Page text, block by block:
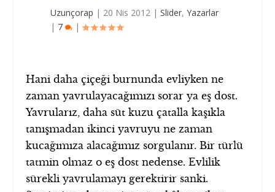
Uzunçorap | 20 Nis 2012 |Slider,Yazarlar
| 7 |
Hani daha çiçeği burnunda evliyken ne
zaman yavrulayacağımızı sorar ya eş dost.
Yavrularız, daha süt kuzu çatalla kaşıkla
tanışmadan ikinci yavruyu ne zaman
kucağımıza alacağımız sorgulanır. Bir türlü
tatmin olmaz o eş dost nedense. Evlilik
sürekli yavrulamayı gerektirir sanki.